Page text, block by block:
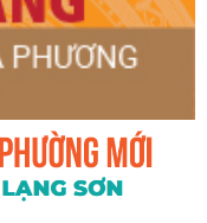
TẶNG QUÀ GIA
THÔN BẢN MỤC VÀ